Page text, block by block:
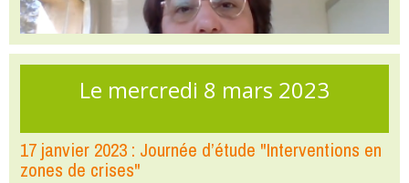
Le mercredi 8 mars 2023
17 janvier 2023 : Journée d’étude "Interventions en
zones de crises"